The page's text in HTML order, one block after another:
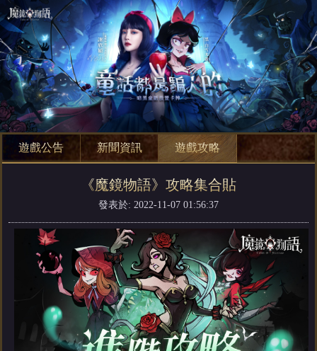
遊戲公告 新聞資訊 遊戲攻略
《魔鏡物語》攻略集合貼
發表於: 2022-11-07 01:56:37